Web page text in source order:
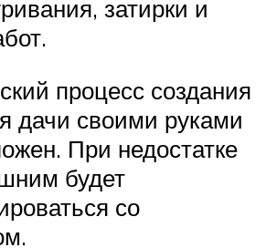
затирки и
процесс создания
дачи своими руками
При недостатке
будет
со